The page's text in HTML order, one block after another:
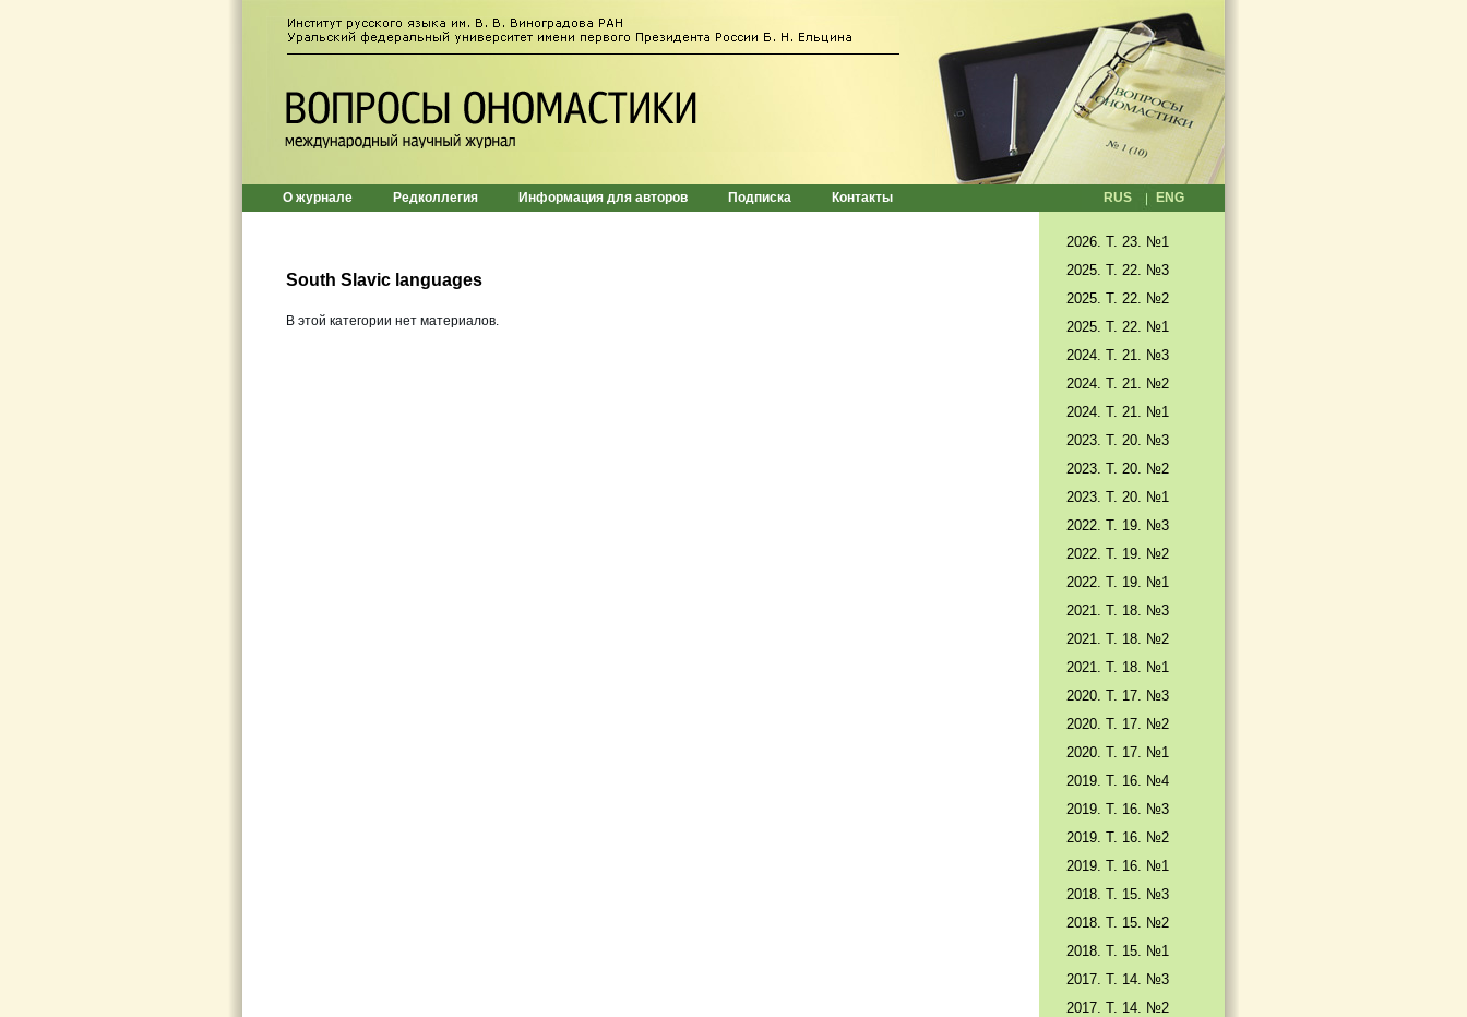
О журнале Редколлегия Информация для авторов Подписка Контакты RUS ENG
South Slavic languages
В этой категории нет материалов.
2026. T. 23. №1
2025. T. 22. №3
2025. Т. 22. №2
2025. Т. 22. №1
2024. Т. 21. №3
2024. Т. 21. №2
2024. Т. 21. №1
2023. Т. 20. №3
2023. Т. 20. №2
2023. Т. 20. №1
2022. Т. 19. №3
2022. Т. 19. №2
2022. Т. 19. №1
2021. Т. 18. №3
2021. Т. 18. №2
2021. Т. 18. №1
2020. Т. 17. №3
2020. Т. 17. №2
2020. Т. 17. №1
2019. Т. 16. №4
2019. Т. 16. №3
2019. Т. 16. №2
2019. Т. 16. №1
2018. Т. 15. №3
2018. Т. 15. №2
2018. Т. 15. №1
2017. T. 14. №3
2017. T. 14. №2